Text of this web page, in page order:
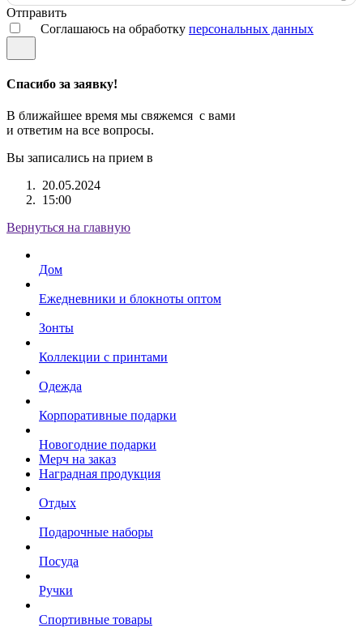
Отправить
Соглашаюсь на обработку персональных данных
Спасибо за заявку!
В ближайшее время мы свяжемся с вами
и ответим на все вопросы.
Вы записались на прием в
20.05.2024
15:00
Вернуться на главную
Дом
Ежедневники и блокноты оптом
Зонты
Коллекции с принтами
Одежда
Корпоративные подарки
Новогодние подарки
Мерч на заказ
Наградная продукция
Отдых
Подарочные наборы
Посуда
Ручки
Спортивные товары